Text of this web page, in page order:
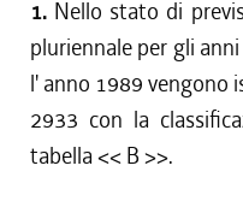
1. Nello stato di
pluriennale per gli
l' anno 1989 vengono
2933 con la
tabella << B >>.